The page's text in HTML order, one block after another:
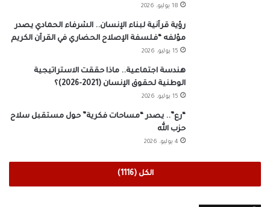
18 يوليو، 2026
رؤية قرآنية لبناء الإنسان.. الشرفاء الحمادي يصدر
مؤلفه “فلسفة الإصلاح الحضاري في القرآن الكريم
15 يوليو، 2026
هندسة اجتماعية.. ماذا حققت الاستراتيجية
الوطنية لحقوق الإنسان (2021-2026)؟
15 يوليو، 2026
“رع”.. يصدر “مساحات فكرية” حول مستقبل سلاح
حزب الله
4 يوليو، 2026
الكل (1116)